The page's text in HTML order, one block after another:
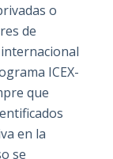
o
de
ICEX-
que
en la
se